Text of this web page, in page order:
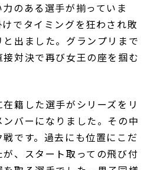
のある選手が揃っていま
でタイミングを狂わされ敗
出ました。グランプリまで
対決で再び女王の座を掴む
籍した選手がシリーズをリ
バーになりました。その中
です。過去にも位置にこだ
、スタート取っての飛び付